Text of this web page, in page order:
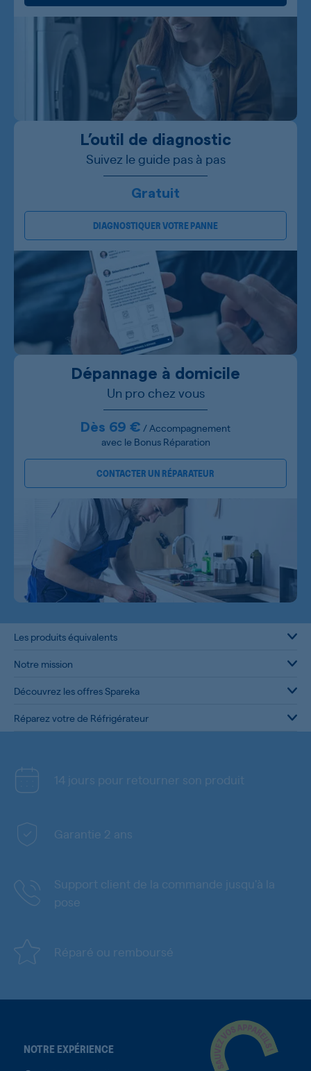
L’outil de diagnostic
Suivez le guide pas à pas
Gratuit
DIAGNOSTIQUER VOTRE PANNE
Dépannage à domicile
Un pro chez vous
Dès 69 € / Accompagnement
avec le Bonus Réparation
CONTACTER UN RÉPARATEUR
Les produits équivalents
Notre mission
Découvrez les offres Spareka
Réparez votre de Réfrigérateur
14 jours pour retourner son produit
Garantie 2 ans
Support client de la commande jusqu'à la
pose
Réparé ou remboursé
NOTRE EXPÉRIENCE